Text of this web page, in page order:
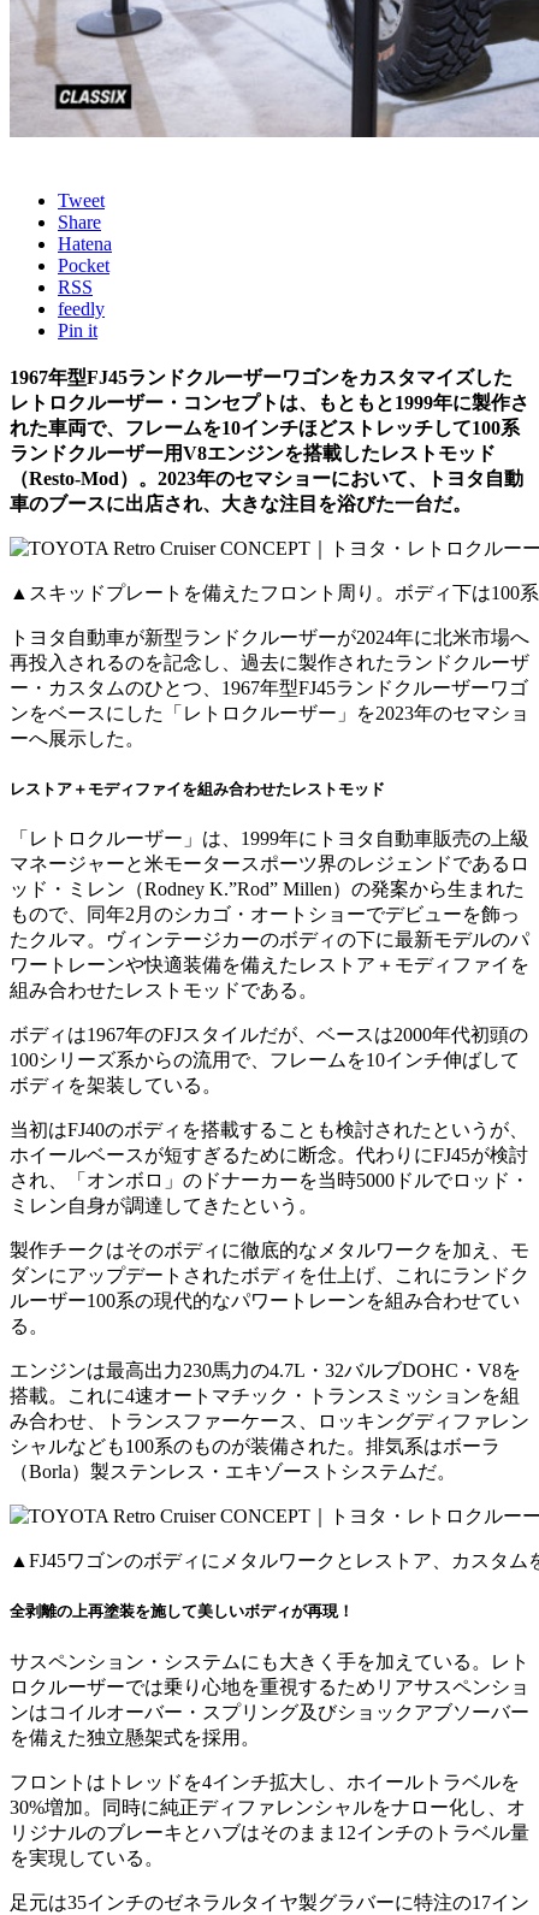
Tweet
Share
Hatena
Pocket
RSS
feedly
Pin it
1967年型FJ45ランドクルーザーワゴンをカスタマイズした
レトロクルーザー・コンセプトは、もともと1999年に製作さ
れた車両で、フレームを10インチほどストレッチして100系
ランドクルーザー用V8エンジンを搭載したレストモッド
（Resto-Mod）。2023年のセマショーにおいて、トヨタ自動
車のブースに出店され、大きな注目を浴びた一台だ。
▲スキッドプレートを備えたフロント周り。ボディ下は100
トヨタ自動車が新型ランドクルーザーが2024年に北米市場へ
再投入されるのを記念し、過去に製作されたランドクルーザ
ー・カスタムのひとつ、1967年型FJ45ランドクルーザーワゴ
ンをベースにした「レトロクルーザー」を2023年のセマショ
ーへ展示した。
レストア＋モディファイを組み合わせたレストモッド
「レトロクルーザー」は、1999年にトヨタ自動車販売の上級
マネージャーと米モータースポーツ界のレジェンドであるロ
ッド・ミレン（Rodney K.”Rod” Millen）の発案から生まれた
もので、同年2月のシカゴ・オートショーでデビューを飾っ
たクルマ。ヴィンテージカーのボディの下に最新モデルのパ
ワートレーンや快適装備を備えたレストア＋モディファイを
組み合わせたレストモッドである。
ボディは1967年のFJスタイルだが、ベースは2000年代初頭の
100シリーズ系からの流用で、フレームを10インチ伸ばして
ボディを架装している。
当初はFJ40のボディを搭載することも検討されたというが、
ホイールベースが短すぎるために断念。代わりにFJ45が検討
され、「オンボロ」のドナーカーを当時5000ドルでロッド・
ミレン自身が調達してきたという。
製作チークはそのボディに徹底的なメタルワークを加え、モ
ダンにアップデートされたボディを仕上げ、これにランドク
ルーザー100系の現代的なパワートレーンを組み合わせてい
る。
エンジンは最高出力230馬力の4.7L・32バルブDOHC・V8を
搭載。これに4速オートマチック・トランスミッションを組
み合わせ、トランスファーケース、ロッキングディファレン
シャルなども100系のものが装備された。排気系はボーラ
（Borla）製ステンレス・エキゾーストシステムだ。
▲FJ45ワゴンのボディにメタルワークとレストア、カスタム
全剥離の上再塗装を施して美しいボディが再現！
サスペンション・システムにも大きく手を加えている。レト
ロクルーザーでは乗り心地を重視するためリアサスペンショ
ンはコイルオーバー・スプリング及びショックアブソーバー
を備えた独立懸架式を採用。
フロントはトレッドを4インチ拡大し、ホイールトラベルを
30%増加。同時に純正ディファレンシャルをナロー化し、オ
リジナルのブレーキとハブはそのまま12インチのトラベル量
を実現している。
足元は35インチのゼネラルタイヤ製グラバーに特注の17イン